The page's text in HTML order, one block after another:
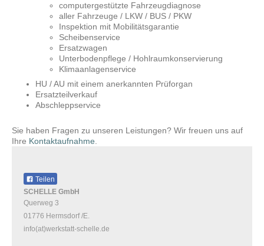
computergestützte Fahrzeugdiagnose
aller Fahrzeuge / LKW / BUS / PKW
Inspektion mit Mobilitätsgarantie
Scheibenservice
Ersatzwagen
Unterbodenpflege / Hohlraumkonservierung
Klimaanlagenservice
HU / AU mit einem anerkannten Prüforgan
Ersatzteilverkauf
Abschleppservice
Sie haben Fragen zu unseren Leistungen? Wir freuen uns auf
Ihre Kontaktaufnahme
Teilen
SCHELLE GmbH
Querweg 3
01776 Hermsdorf /E.
info(at)werkstatt-schelle.de